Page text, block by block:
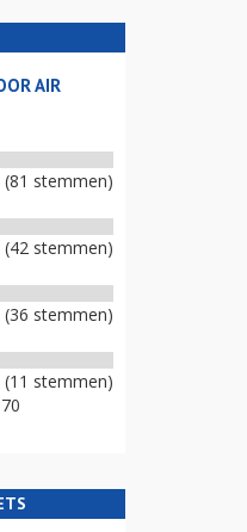
AIR
(81 stemmen)
(42 stemmen)
(36 stemmen)
(11 stemmen)